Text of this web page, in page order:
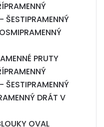
PRUTY
DRÁT V
OVAL